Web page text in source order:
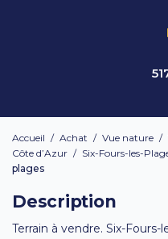
Accueil / Achat / Vue nature /
Côte d’Azur / Six-Fours-les-
plages
Description
Terrain à vendre. Six-